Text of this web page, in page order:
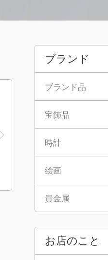
ブランド
ブランド品
宝飾品
時計
絵画
貴金属
お店のこと